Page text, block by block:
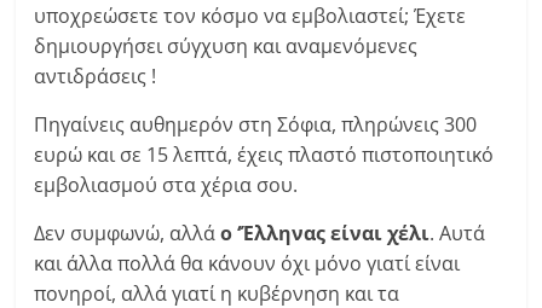
υποχρεώσετε τον κόσμο να εμβολιαστεί; Έχετε
δημιουργήσει σύγχυση και αναμενόμενες
αντιδράσεις !
Πηγαίνεις αυθημερόν στη Σόφια, πληρώνεις 300
ευρώ και σε 15 λεπτά, έχεις πλαστό πιστοποιητικό
εμβολιασμού στα χέρια σου.
Δεν συμφωνώ, αλλάο ‘Έλληνας είναι χέλι. Αυτά
και άλλα πολλά θα κάνουν όχι μόνο γιατί είναι
πονηροί, αλλά γιατί η κυβέρνηση και τα